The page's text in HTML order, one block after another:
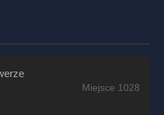
Miejsce 1028